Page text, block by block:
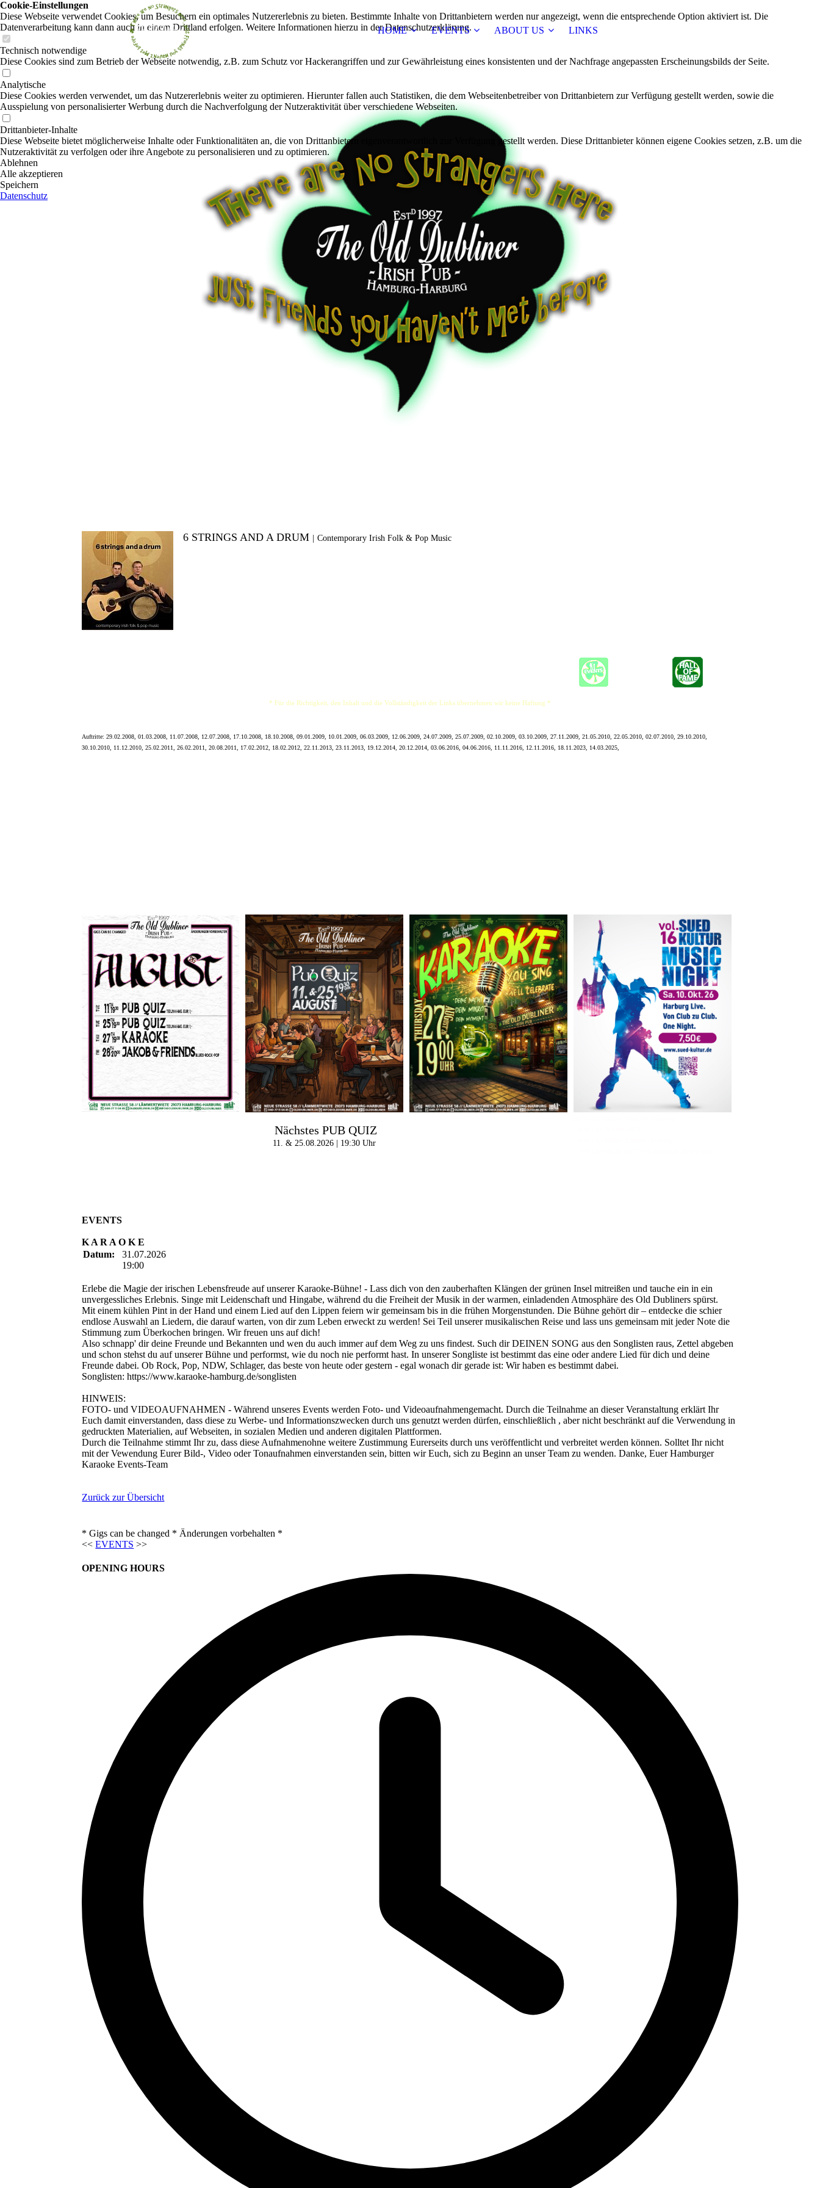
HOME EVENTS ABOUT US LINKS
6 STRINGS AND A DRUM Contemporary Irish Folk & Pop Music
* Für die Richtigkeit, den Inhalt und die Vollständigkeit der Links übernehmen wir keine Haftung *
Auftritte:29.02.2008, 01.03.2008, 11.07.2008, 12.07.2008, 17.10.2008, 18.10.2008, 09.01.2009, 10.01.2009, 06.03.2009, 12.06.2009, 24.07.2009, 25.07.2009, 02.10.2009, 03.10.2009, 27.11.2009, 21.05.2010, 22.05.2010, 02.07.2010, 29.10.2010,
30.10.2010, 11.12.2010, 25.02.2011, 26.02.2011, 20.08.2011, 17.02.2012, 18.02.2012, 22.11.2013, 23.11.2013, 19.12.2014, 20.12.2014, 03.06.2016, 04.06.2016, 11.11.2016, 12.11.2016, 18.11.2023, 14.03.2025,
Nächstes PUB QUIZ
11. & 25.08.2026 | 19:30 Uhr
EVENTS
K A R A O K E
Datum:
31.07.2026
19:00
Erlebe die Magie der irischen Lebensfreude auf unserer Karaoke-Bühne! - Lass dich von den zauberhaften Klängen der grünen Insel mitreißen und tauche ein in ein
unvergessliches Erlebnis. Singe mit Leidenschaft und Hingabe, während du die Freiheit der Musik in der warmen, einladenden Atmosphäre des Old Dubliners spürst.
Mit einem kühlen Pint in der Hand und einem Lied auf den Lippen feiern wir gemeinsam bis in die frühen Morgenstunden. Die Bühne gehört dir – entdecke die schier
endlose Auswahl an Liedern, die darauf warten, von dir zum Leben erweckt zu werden! Sei Teil unserer musikalischen Reise und lass uns gemeinsam mit jeder Note die
Stimmung zum Überkochen bringen. Wir freuen uns auf dich!
Also schnapp' dir deine Freunde und Bekannten und wen du auch immer auf dem Weg zu uns findest. Such dir DEINEN SONG aus den Songlisten raus, Zettel abgeben
und schon stehst du auf unserer Bühne und performst, wie du noch nie performt hast. In unserer Songliste ist bestimmt das eine oder andere Lied für dich und deine
Freunde dabei. Ob Rock, Pop, NDW, Schlager, das beste von heute oder gestern - egal wonach dir gerade ist: Wir haben es bestimmt dabei.
Songlisten: https://www.karaoke-hamburg.de/songlisten
HINWEIS:
FOTO- und VIDEOAUFNAHMEN - Während unseres Events werden Foto- und Videoaufnahmengemacht. Durch die Teilnahme an dieser Veranstaltung erklärt Ihr
Euch damit einverstanden, dass diese zu Werbe- und Informationszwecken durch uns genutzt werden dürfen, einschließlich , aber nicht beschränkt auf die Verwendung in
gedruckten Materialien, auf Webseiten, in sozialen Medien und anderen digitalen Plattformen.
Durch die Teilnahme stimmt Ihr zu, dass diese Aufnahmenohne weitere Zustimmung Eurerseits durch uns veröffentlicht und verbreitet werden können. Solltet Ihr nicht
mit der Vewendung Eurer Bild-, Video oder Tonaufnahmen einverstanden sein, bitten wir Euch, sich zu Beginn an unser Team zu wenden. Danke, Euer Hamburger
Karaoke Events-Team
Zurück zur Übersicht
* Gigs can be changed * Änderungen vorbehalten *
<<EVENTS >>
OPENING HOURS
Cookie-Einstellungen
Diese Webseite verwendet Cookies, um Besuchern ein optimales Nutzererlebnis zu bieten. Bestimmte Inhalte von Drittanbietern werden nur angezeigt, wenn die entsprechende Option aktiviert ist. Die
Datenverarbeitung kann dann auch in einem Drittland erfolgen. Weitere Informationen hierzu in der Datenschutzerklärung.
Technisch notwendige
Diese Cookies sind zum Betrieb der Webseite notwendig, z.B. zum Schutz vor Hackerangriffen und zur Gewährleistung eines konsistenten und der Nachfrage angepassten Erscheinungsbilds der Seite.
Analytische
Diese Cookies werden verwendet, um das Nutzererlebnis weiter zu optimieren. Hierunter fallen auch Statistiken, die dem Webseitenbetreiber von Drittanbietern zur Verfügung gestellt werden, sowie die
Ausspielung von personalisierter Werbung durch die Nachverfolgung der Nutzeraktivität über verschiedene Webseiten.
Drittanbieter-Inhalte
Diese Webseite bietet möglicherweise Inhalte oder Funktionalitäten an, die von Drittanbietern eigenverantwortlich zur Verfügung gestellt werden. Diese Drittanbieter können eigene Cookies setzen, z.B. um die
Nutzeraktivität zu verfolgen oder ihre Angebote zu personalisieren und zu optimieren.
Ablehnen
Alle akzeptieren
Speichern
Datenschutz